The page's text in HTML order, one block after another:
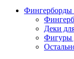
Фингерборды
Деки
Фигуры